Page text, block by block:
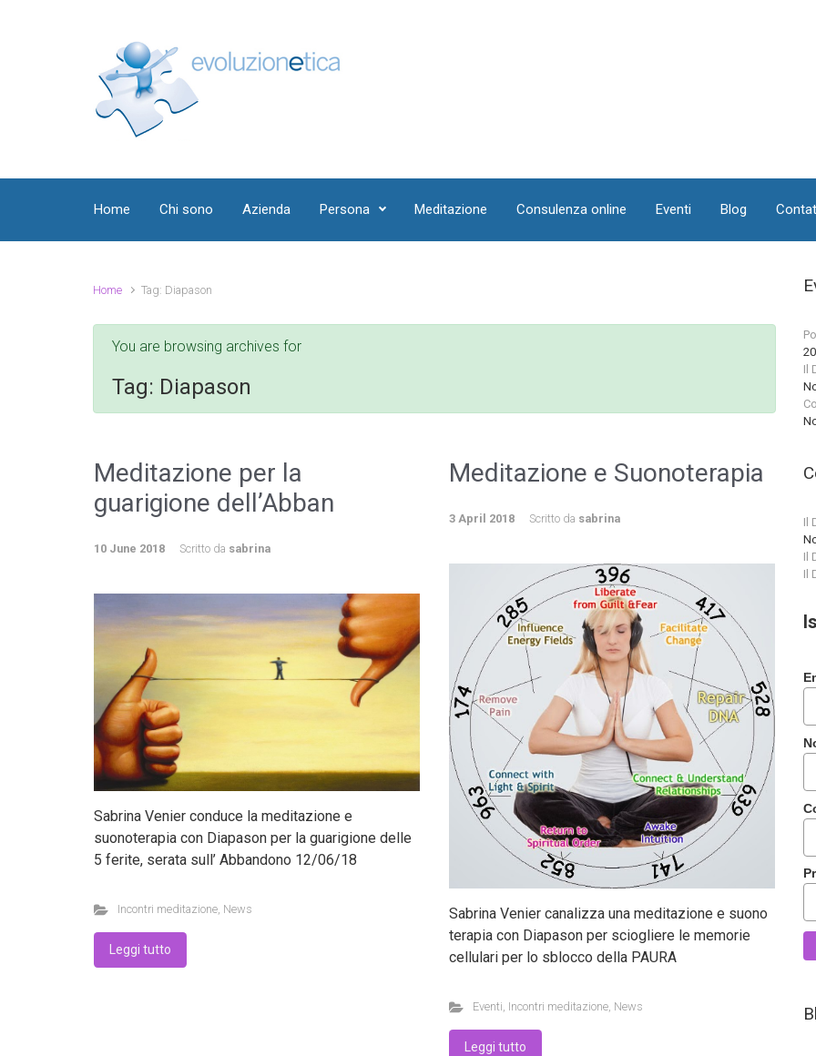
Home Chi sono Azienda Persona Meditazione Consulenza online Eventi Blog
Home Tag: Diapason
You are browsing archives for
Tag: Diapason
Meditazione per la
guarigione dell’Abban
10 June 2018 Scritto da sabrina
Sabrina Venier conduce la meditazione e
suonoterapia con Diapason per la guarigione delle
5 ferite, serata sull’ Abbandono 12/06/18
Incontri meditazione, News
Leggi tutto
Meditazione e Suonoterapia
3 April 2018 Scritto da sabrina
Sabrina Venier canalizza una meditazione e suono
terapia con Diapason per sciogliere le memorie
cellulari per lo sblocco della PAURA
Eventi, Incontri meditazione, News
Leggi tutto
Il
Il
Il
Il